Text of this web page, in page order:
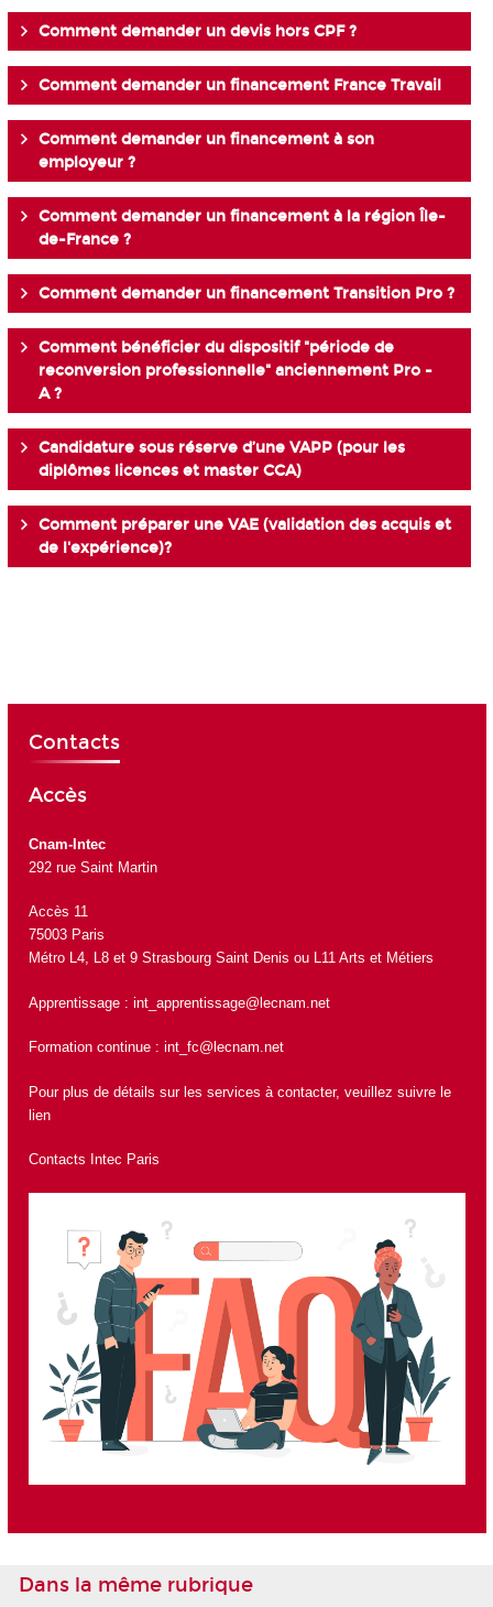
Comment demander un devis hors CPF ?
Comment demander un financement France Travail
Comment demander un financement à son
employeur ?
Comment demander un financement à la région Île-
de-France ?
Comment demander un financement Transition Pro ?
Comment bénéficier du dispositif "période de
reconversion professionnelle" anciennement Pro -
A ?
Candidature sous réserve d’une VAPP (pour les
diplômes licences et master CCA)
Comment préparer une VAE (validation des acquis et
de l'expérience)?
Contacts
Accès
Cnam-Intec
292 rue Saint Martin
Accès 11
75003 Paris
Métro L4, L8 et 9 Strasbourg Saint Denis ou L11 Arts et Métiers
Apprentissage : int_apprentissage@lecnam.net
Formation continue : int_fc@lecnam.net
Pour plus de détails sur les services à contacter, veuillez suivre le
lien
Contacts Intec Paris
Dans la même rubrique